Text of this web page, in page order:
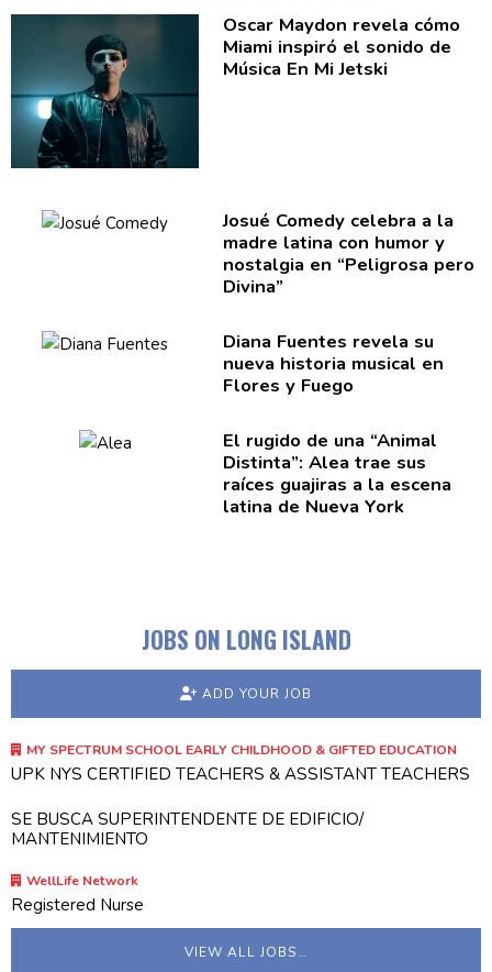
Oscar Maydon revela cómo
Miami inspiró el sonido de
Música En Mi Jetski
Josué Comedy celebra a la
madre latina con humor y
nostalgia en “Peligrosapero
Divina”
Diana Fuentes revela su
nueva historia musical en
Flores y Fuego
El rugido de una “Animal
Distinta”: Alea trae sus
raíces guajiras a la escena
latina de Nueva York
JOBS ON LONG ISLAND
ADD YOUR JOB
MY SPECTRUM SCHOOL EARLY CHILDHOOD & GIFTED EDUCATION
UPK NYS CERTIFIED TEACHERS & ASSISTANT TEACHERS
SE BUSCA SUPERINTENDENTE DE EDIFICIO/
MANTENIMIENTO
WellLife Network
Registered Nurse
VIEW ALL JOBS…